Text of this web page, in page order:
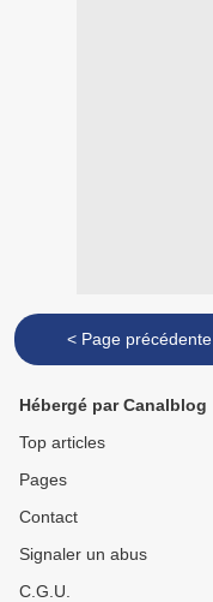
< Page précédente
Hébergé par Canalblog
Top articles
Pages
Contact
Signaler un abus
C.G.U.